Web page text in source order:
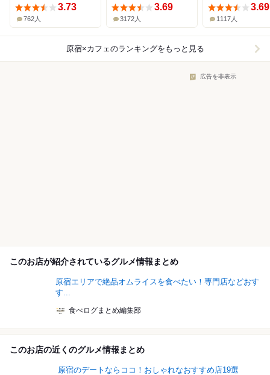
3.73
762人
3.69
3172人
3.69
1117人
原宿×カフェのランキングをもっと見る
広告を非表示
このお店が紹介されているグルメ情報まとめ
原宿エリアで絶品オムライスを食べたい！専門店などおす
す...
食べログまとめ編集部
このお店の近くのグルメ情報まとめ
原宿のデートならココ！おしゃれなおすすめ店19選